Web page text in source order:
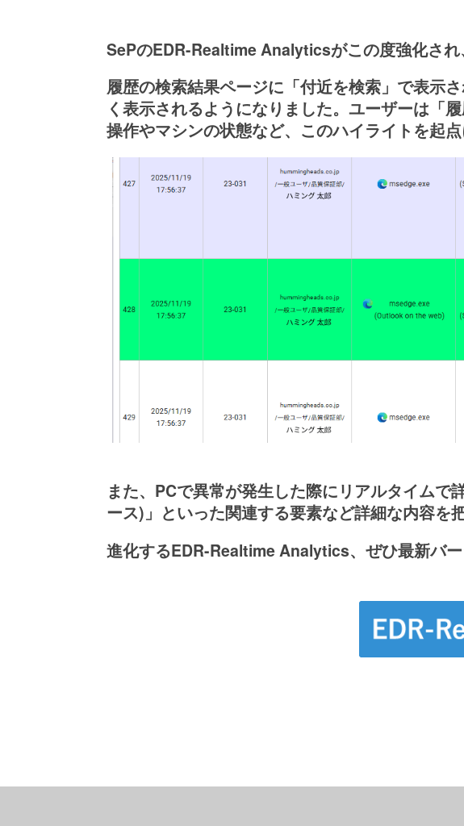
SePのEDR-Realtime Analyticsがこの度強化さ
履歴の検索結果ページに「付近を検索」で表示
く表示されるようになりました。ユーザーは「
操作やマシンの状態など、このハイライトを起
また、PCで異常が発生した際にリアルタイム
ース)」といった関連する要素など詳細な内容を
進化するEDR-Realtime Analytics、ぜひ最新バー